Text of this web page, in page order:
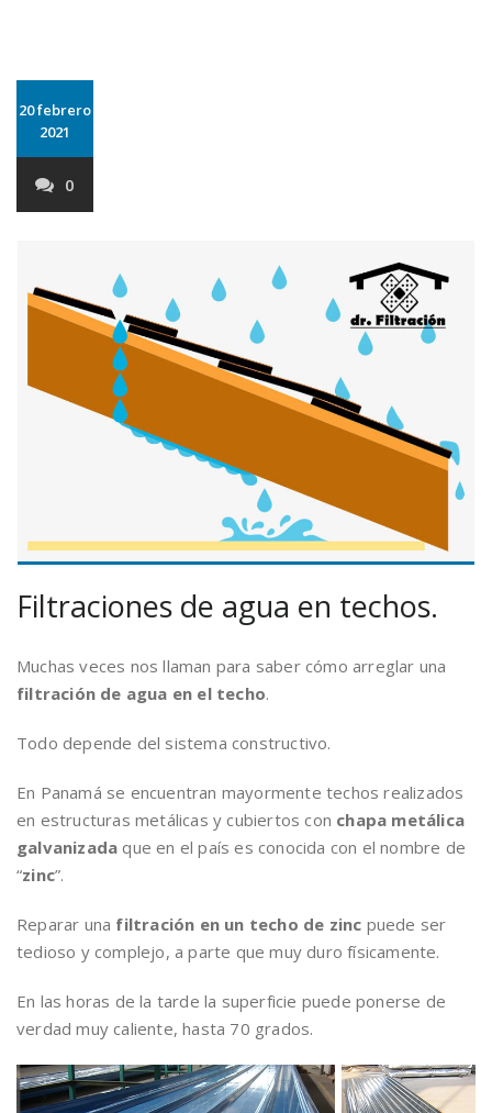
20 febrero
2021
0
Filtraciones de agua en techos.
Muchas veces nos llaman para saber cómo arreglar una
filtración de agua en el techo.
Todo depende del sistema constructivo.
En Panamá se encuentran mayormente techos realizados
en estructuras metálicas y cubiertos con chapa metálica
galvanizadaque en el país es conocida con el nombre de
“zinc”.
Reparar una filtración en un techo de zinc puede ser
tedioso y complejo, a parte que muy duro físicamente.
En las horas de la tarde la superficie puede ponerse de
verdad muy caliente, hasta 70 grados.